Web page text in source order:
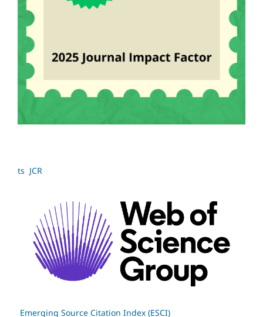
ts JCR
Emerging Source Citation Index (ESCI)